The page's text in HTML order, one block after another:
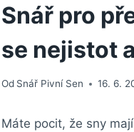
Snář pro
se nejistot
Od Snář Pivní Sen 16. 6.
Máte ⁤pocit, že sny